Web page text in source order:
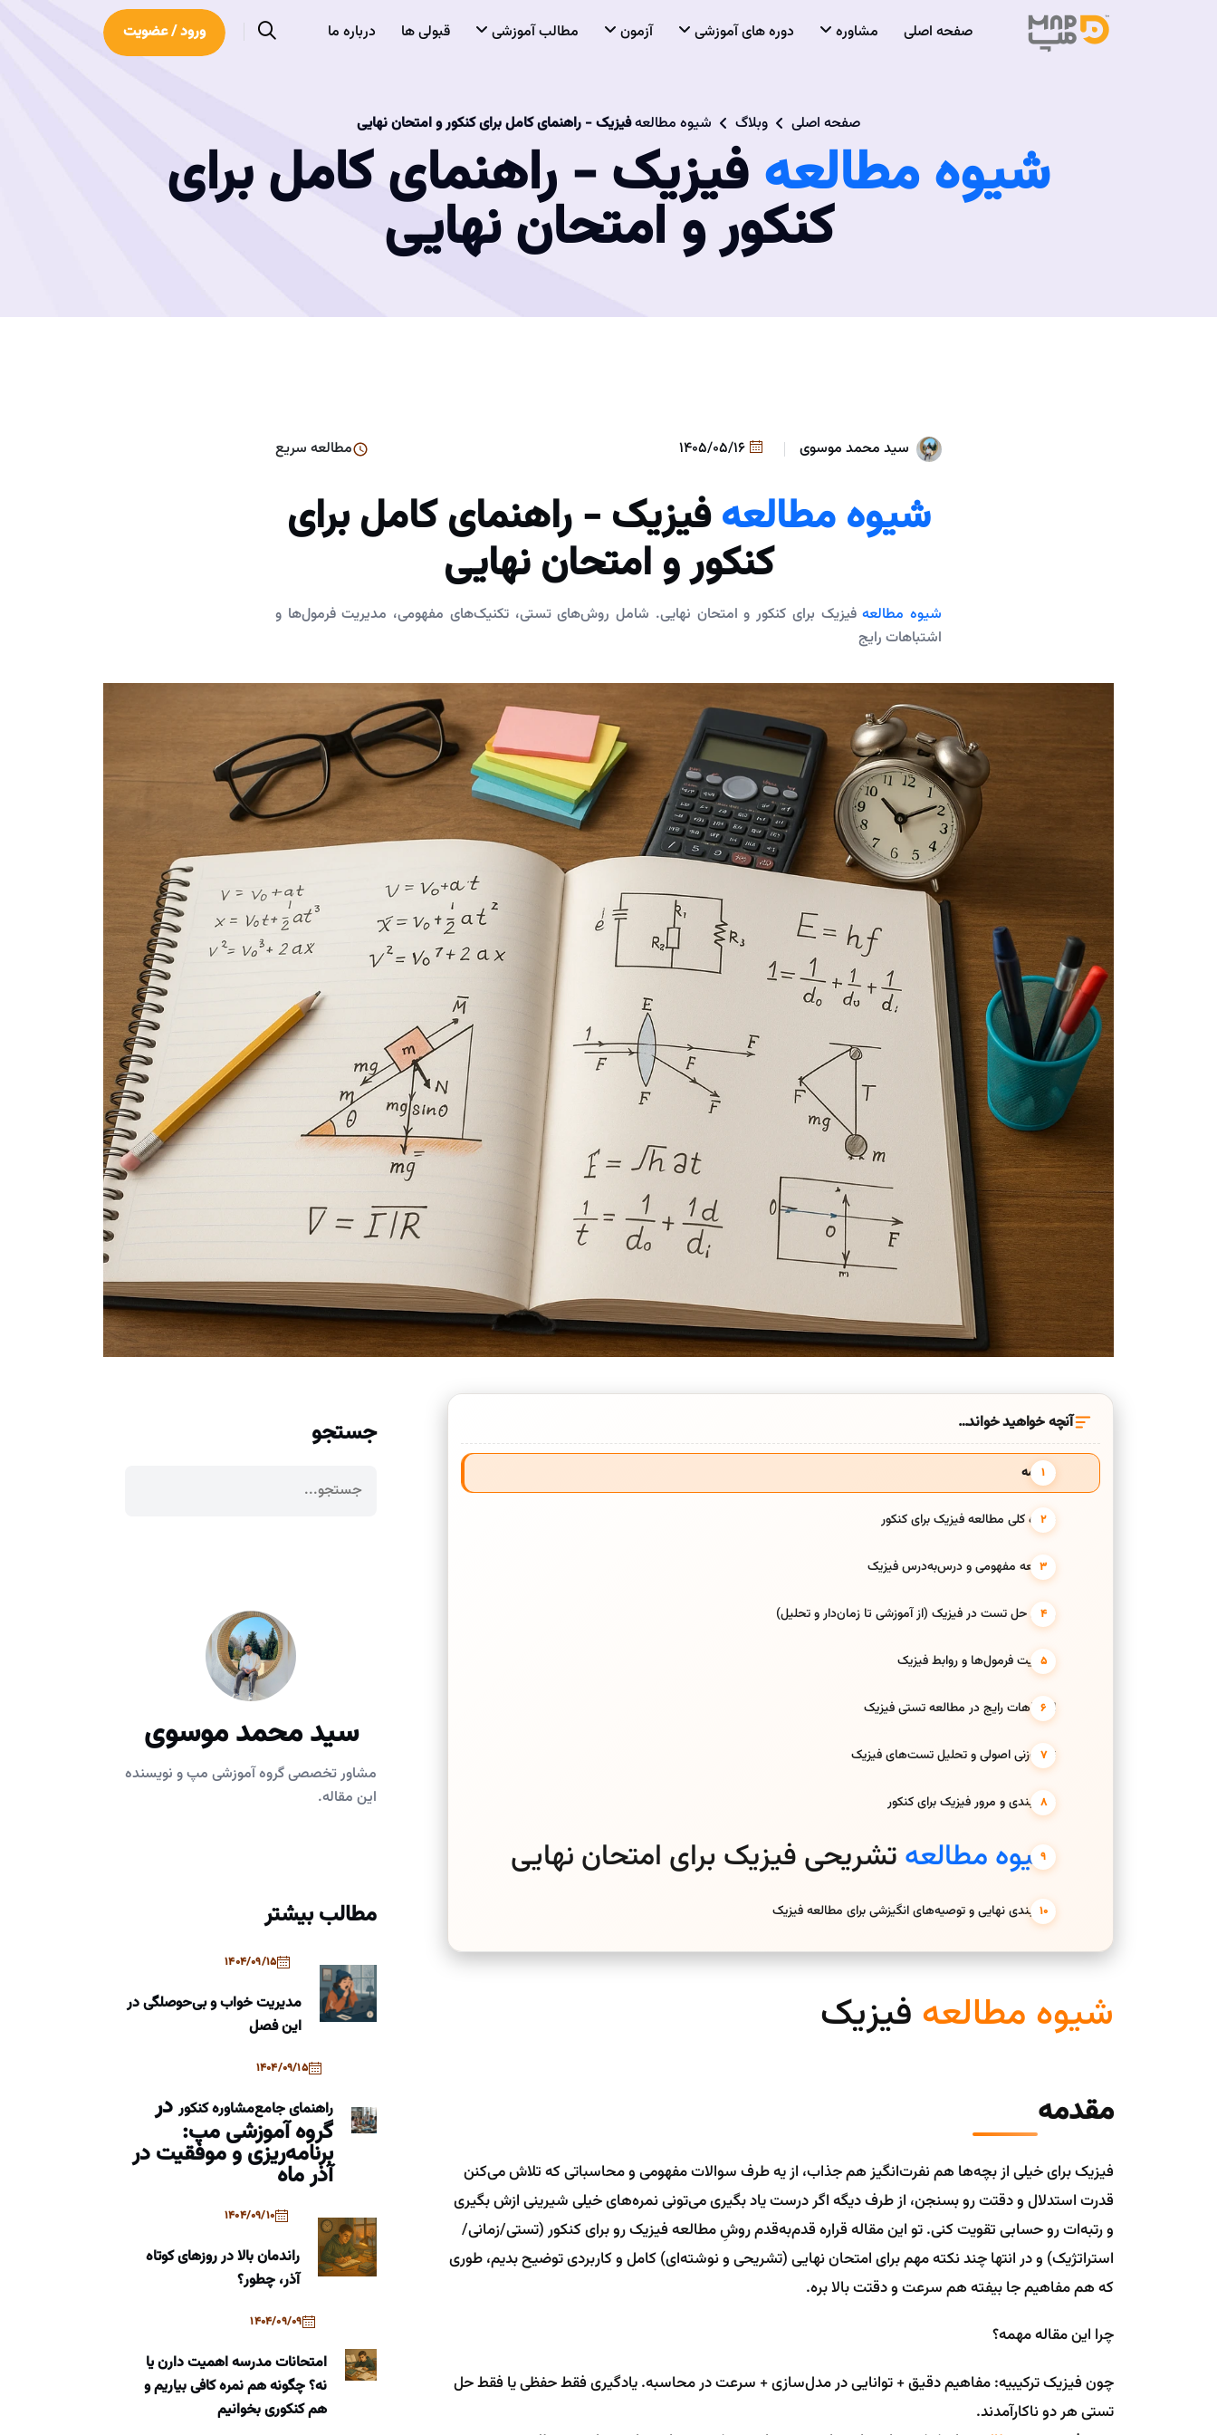
صفحه اصلی مشاوره دوره های آموزشی آزمون مطالب آموزشی قبولی ها درباره ما ورود / عضویت
صفحه اصلی وبلاگ شیوه مطالعهفیزیک - راهنمای کامل برای کنکور و امتحان نهایی
شیوه مطالعهفیزیک - راهنمای کامل برای
کنکور و امتحان نهایی
سید محمد موسوی مطالعه سریع
شیوه مطالعهفیزیک - راهنمای کامل برای
کنکور و امتحان نهایی
شیوه مطالعهفیزیک برای کنکور و امتحان نهایی. شامل روش‌های تستی، تکنیک‌های مفهومی، مدیریت فرمول‌ها و
اشتباهات رایج
آنچه خواهید خواند…
مقدمه
شیوه کلی مطالعه فیزیک برای کنکور
مطالعه مفهومی و درس‌به‌درس فیزیک
روش حل تست در فیزیک (از آموزشی تا زمان‌دار و تحلیل)
مدیریت فرمول‌ها و روابط فیزیک
اشتباهات رایج در مطالعه تستی فیزیک
تست‌زنی اصولی و تحلیل تست‌های فیزیک
جمع‌بندی و مرور فیزیک برای کنکور
شیوه مطالعه تشریحی فیزیک برای امتحان نهایی
جمع‌بندی نهایی و توصیه‌های انگیزشی برای مطالعه فیزیک
شیوه مطالعه فیزیک
مقدمه
فیزیک برای خیلی از بچه‌ها هم نفرت‌انگیز هم جذاب، از یه طرف سوالات مفهومی و محاسباتی که تلاش می‌کنن
قدرت استدلال و دقتت رو بسنجن، از طرف دیگه اگر درست یاد بگیری می‌تونی نمره‌های خیلی شیرینی ازش بگیری
و رتبه‌ات رو حسابی تقویت کنی. تو این مقاله قراره قدم‌به‌قدم روشِ مطالعه فیزیک رو برای کنکور (تستی/زمانی/
استراتژیک) و در انتها چند نکته مهم برای امتحان نهایی (تشریحی و نوشته‌ای) کامل و کاربردی توضیح بدیم، طوری
که هم مفاهیم جا بیفته هم سرعت و دقتت بالا بره.
چرا این مقاله مهمه؟
چون فیزیک ترکیبیه: مفاهیم دقیق + توانایی در مدل‌سازی + سرعت در محاسبه. یادگیری فقط حفظی یا فقط حل
تستی هر دو ناکارآمدند.
جستجو
سید محمد موسوی
مشاور تخصصی گروه آموزشی مپ و نویسنده
این مقاله.
مطالب بیشتر
1404/09/15
مدیریت خواب و بی‌حوصلگی در
این فصل
1404/09/15
راهنمای جامعمشاوره کنکوردر
گروه آموزشی مپ:
برنامه‌ریزی و موفقیت در
آذر ماه
1404/09/10
راندمان بالا در روزهای کوتاه
آذر، چطور؟
1404/09/09
امتحانات مدرسه اهمیت دارن یا
نه؟ چگونه هم نمره کافی بیاریم و
هم کنکوری بخوانیم